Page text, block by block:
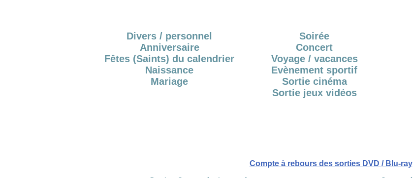
Divers / personnel
Anniversaire
Fêtes (Saints) du calendrier
Naissance
Mariage
Soirée
Concert
Voyage / vacances
Evènement sportif
Sortie cinéma
Sortie jeux vidéos
Compte à rebours des sorties DVD / Blu-ray